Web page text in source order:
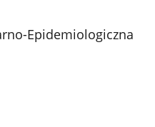
Epidemiologiczna